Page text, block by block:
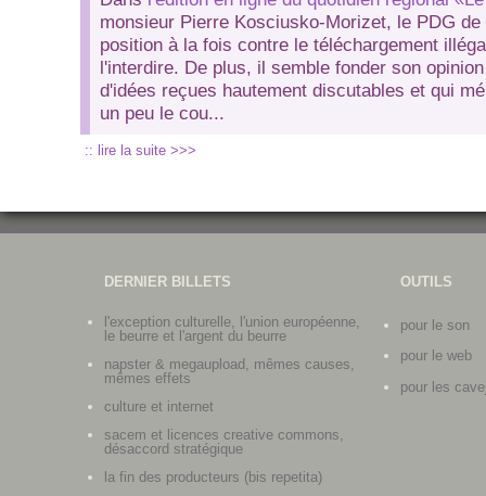
monsieur Pierre Kosciusko-Morizet, le PDG
position à la fois contre le téléchargement
l'interdire. De plus, il semble fonder son
d'idées reçues hautement discutables et qui
un peu le cou...
:: lire la suite >>>
DERNIER BILLETS
l'exception culturelle, l'union européenne,
le beurre et l'argent du beurre
napster & megaupload, mêmes causes,
mêmes effets
culture et internet
sacem et licences creative commons,
désaccord stratégique
la fin des producteurs (bis repetita)
OUTILS
pour le son
pour le web
pour les